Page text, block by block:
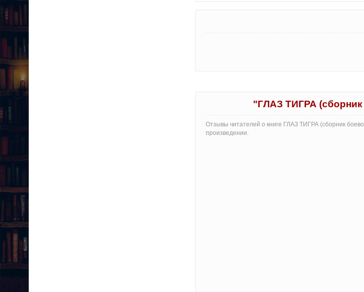
"ГЛАЗ ТИГРА
Отзывы читателей о книге ГЛАЗ ТИГРА (сборник
произведении.